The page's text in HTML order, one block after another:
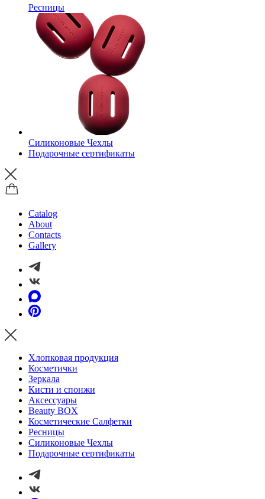
Ресницы
Силиконовые Чехлы
Подарочные сертификаты
Catalog
About
Contacts
Gallery
Хлопковая продукция
Косметички
Зеркала
Кисти и спонжи
Аксессуары
Beauty BOX
Косметические Салфетки
Ресницы
Силиконовые Чехлы
Подарочные сертификаты